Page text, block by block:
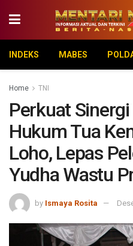
INDEKS MABES
Home TNI
Perkuat
Hukum Tua
Loho, Lepas
Yudha Wastu
by Ismaya Rosita